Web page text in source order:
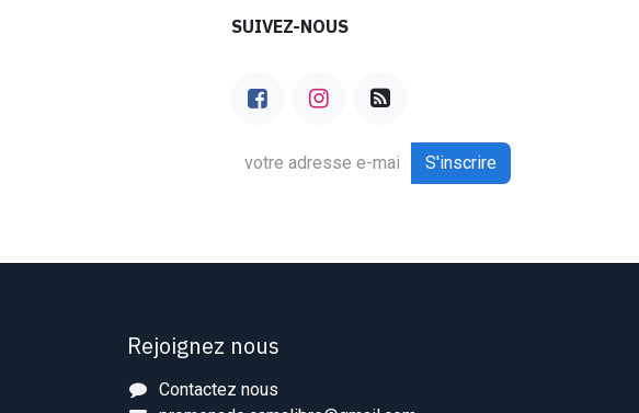
SUIVEZ-NOUS
S'inscrire
Rejoignez nous
Contactez nous